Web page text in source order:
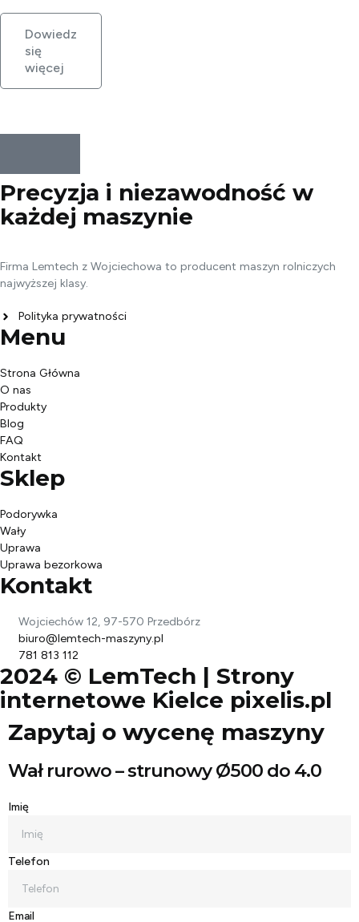
Dowiedz
się
więcej
Precyzja i niezawodność w
każdej maszynie
Firma Lemtech z Wojciechowa to producent maszyn rolniczych
najwyższej klasy.
Polityka prywatności
Menu
Strona Główna
O nas
Produkty
Blog
FAQ
Kontakt
Sklep
Podorywka
Wały
Uprawa
Uprawa bezorkowa
Kontakt
Wojciechów 12, 97-570 Przedbórz
biuro@lemtech-maszyny.pl
781 813 112
2024 © LemTech | Strony
internetowe Kielce pixelis.pl
Zapytaj o wycenę maszyny
Wał rurowo – strunowy Ø500 do 4.0
Imię
Telefon
Email